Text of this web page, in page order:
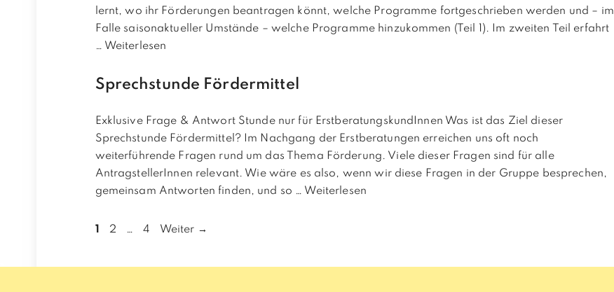
lernt, wo ihr Förderungen beantragen könnt, welche Programme fortgeschrieben werden und – im
Falle saisonaktueller Umstände – welche Programme hinzukommen (Teil 1). Im zweiten Teil erfahrt
… Weiterlesen
Sprechstunde Fördermittel
Exklusive Frage & Antwort Stunde nur für ErstberatungskundInnen Was ist das Ziel dieser
Sprechstunde Fördermittel? Im Nachgang der Erstberatungen erreichen uns oft noch
weiterführende Fragen rund um das Thema Förderung. Viele dieser Fragen sind für alle
AntragstellerInnen relevant. Wie wäre es also, wenn wir diese Fragen in der Gruppe besprechen,
gemeinsam Antworten finden, und so … Weiterlesen
Seite
1 Seite
2 … Seite
4 Weiter →